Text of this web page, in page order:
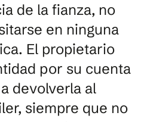
de la fianza, no
en ninguna
El propietario
por su cuenta
devolverla al
siempre que no